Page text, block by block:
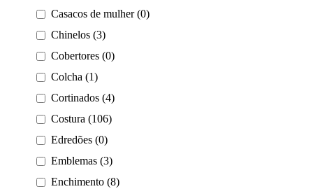
Casacos de mulher (0)
Chinelos (3)
Cobertores (0)
Colcha (1)
Cortinados (4)
Costura (106)
Edredões (0)
Emblemas (3)
Enchimento (8)